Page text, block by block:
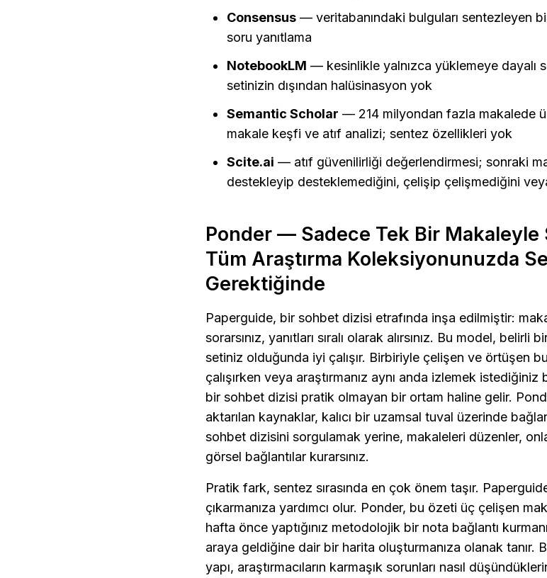
Consensus — veritabanındaki bulguları sentezleyen
soru yanıtlama
NotebookLM — kesinlikle yalnızca yüklemeye
setinizin dışından halüsinasyon yok
Semantic Scholar — 214 milyondan fazla makalede
makale keşfi ve atıf analizi; sentez özellikleri yok
Scite.ai — atıf güvenilirliği değerlendirmesi; sonraki
destekleyip desteklemediğini, çelişip çelişmediğini
Ponder — Sadece Tek Bir Makaleyle
Tüm Araştırma Koleksiyonunuzda
Gerektiğinde
Paperguide, bir sohbet dizisi etrafında inşa edilmiştir:
sorarsınız, yanıtları sıralı olarak alırsınız. Bu model,
setiniz olduğunda iyi çalışır. Birbiriyle çelişen ve örtüşen
çalışırken veya araştırmanız aynı anda izlemek istediğiniz
bir sohbet dizisi pratik olmayan bir ortam haline gelir.
aktarılan kaynaklar, kalıcı bir uzamsal tuval üzerinde
sohbet dizisini sorgulamak yerine, makaleleri düzenler,
görsel bağlantılar kurarsınız.
Pratik fark, sentez sırasında en çok önem taşır.
çıkarmanıza yardımcı olur. Ponder, bu özeti üç çelişen
hafta önce yaptığınız metodolojik bir nota bağlantı
araya geldiğine dair bir harita oluşturmanıza olanak tanır.
yapı, araştırmacıların karmaşık sorunları nasıl